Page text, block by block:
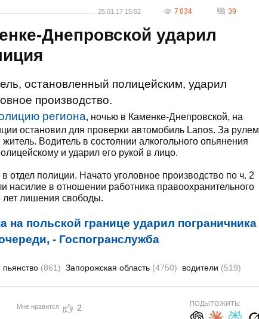
25.01.17 15:02 7 834 39
Днепровской ударил
остановленный полицейским, ударил
производство.
региона, ночью в Каменке-Днепровской, на
остановил для проверки автомобиль Lanos. За рулем
Водитель в состоянии алкогольного опьянения
и ударил его рукой в ​​лицо.
полиции. Начато уголовное производство по ч. 2
насилие в отношении работника правоохранительного
лет лишения свободы.
на польской границе ударил пограничника
- Госпогранслужба
пьянство (861) Запорожская область (4750) водители (519)
Мне нравится 2 ПОДЫТОЖИТЬ: